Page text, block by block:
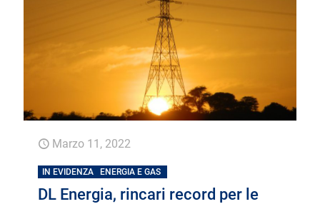
Marzo 11, 2022
IN EVIDENZA ENERGIA E GAS
DL Energia, rincari record per le